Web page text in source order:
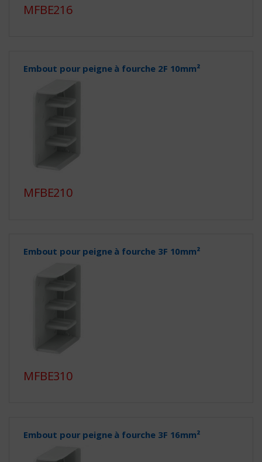
MFBE216
Embout pour peigne à fourche 2F 10mm²
MFBE210
Embout pour peigne à fourche 3F 10mm²
MFBE310
Embout pour peigne à fourche 3F 16mm²